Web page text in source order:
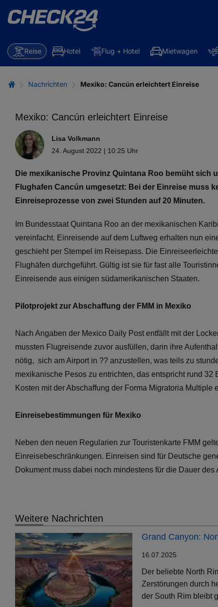
Reise Hotel Flug + Hotel Mietwagen
Nachrichten Mexiko: Cancún erleichtert Einreise
Mexiko: Cancún erleichtert Einreise
Lisa Volkmann
24. August 2022 | 10:25 Uhr
Die mexikanische Provinz Quintana Roo bemüht sich
Flughafen Cancún umgesetzt: Bei der Einreise muss
Einreiseprozesse von zwei Stunden auf 20 Minuten.
Im Bundesstaat Quintana Roo an der mexikanischen
vereinfacht. Einreisende auf dem Luftweg erhalten nun
geschieht per Stempel im Reisepass. Die
Flughäfen durchgeführt. Gültig ist sie für fast alle
Einreisende aus einigen südamerikanischen Staaten.
Pilotprojekt zur Abschaffung der FMM in Mexiko
Nach Angaben der Mexico Daily Post entfällt mit der
mussten Flugreisende zuvor ausfüllen, darin ihre
nötig, sich am Airport in ?? anzustellen, was teils zu
mexikanische Pesos zu entrichten, das entspricht rund
Kosten mit der Abschaffung der Forma Migratoria Multiple
Einreisebestimmungen für Mexiko
Neben den neuen Regularien zur Touristenkarte FMM
Einreisebeschränkungen. Einreisen sind für Deutsche
Dokument muss dabei noch mindestens für die Dauer
Weitere Nachrichten
Grand Canyon:
16.07.2025
Der beliebte North
Zerstörungen durch
der South Rim bleibt